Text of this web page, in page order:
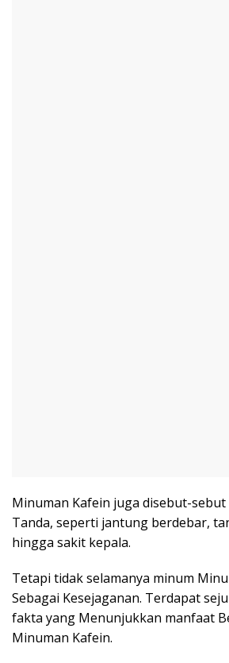
Minuman Kafein juga disebut-
Tanda, seperti jantung berdebar,
hingga sakit kepala.
Tetapi tidak selamanya minum
Sebagai Kesejaganan. Terdapat
fakta yang Menunjukkan manfaat
Minuman Kafein.